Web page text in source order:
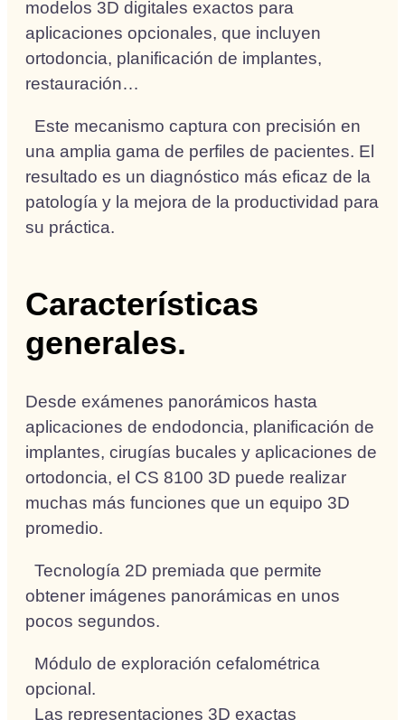
modelos 3D digitales exactos para
aplicaciones opcionales, que incluyen
ortodoncia, planificación de implantes,
restauración…
Este mecanismo captura con precisión en
una amplia gama de perfiles de pacientes. El
resultado es un diagnóstico más eficaz de la
patología y la mejora de la productividad para
su práctica.
Características
generales.
Desde exámenes panorámicos hasta
aplicaciones de endodoncia, planificación de
implantes, cirugías bucales y aplicaciones de
ortodoncia, el CS 8100 3D puede realizar
muchas más funciones que un equipo 3D
promedio.
Tecnología 2D premiada que permite
obtener imágenes panorámicas en unos
pocos segundos.
Módulo de exploración cefalométrica
opcional.
Las representaciones 3D exactas